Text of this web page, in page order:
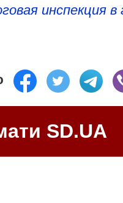
инспекция в
SD.UA